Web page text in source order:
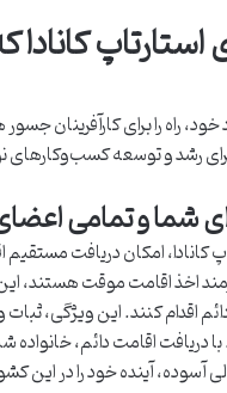
راه را برای کارآفرینان
رشد و توسعه کسب‌وکارهای
اخذ اقامت موقت هستند،
دائم اقدام کنند. این ویژگی،
دریافت اقامت دائم،
آسوده، آینده خود را در این